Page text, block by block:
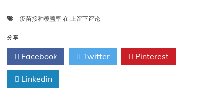
疫苗接种覆盖率 在 2022
球
规
上留下评论
分享
Facebook Twitter Pinterest
Linkedin